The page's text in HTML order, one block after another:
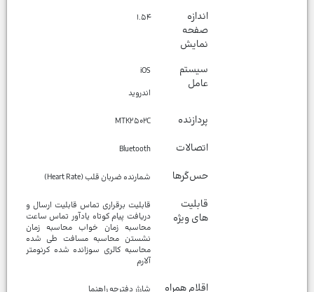
اندازه
صفحه
نمایش
۱.۵۴
سیستم
عامل
اندروید
پردازنده MTK۲۵۰۲C
اتصالات Bluetooth
حس‌گرها شمارنده ضربان قلب (Heart Rate)
قابلیت
های ویژه
قابلیت برقراری تماس قابلیت ارسال و
دریافت پیام کوتاه یادآور تماس ساعت
محاسبه زمان خواب محاسبه زمان
نشستن محاسبه مسافت طی شده
محاسبه کالری سوزانده شده کرنومتر
آلارم
اقلام همراه